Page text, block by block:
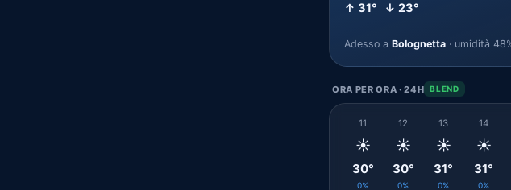
↑ 31° ↓ 23°
Adesso a Bolognetta · umidità
ORA PER ORA · 24H BLEND
11
☀️
30°
0%
12
☀️
30°
0%
13
☀️
31°
0%
14
☀️
31°
0%